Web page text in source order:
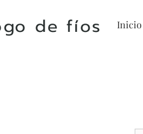
de fíos Inicio